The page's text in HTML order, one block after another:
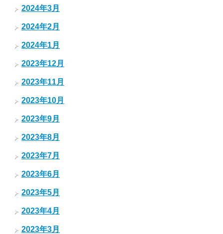
2024年3月
2024年2月
2024年1月
2023年12月
2023年11月
2023年10月
2023年9月
2023年8月
2023年7月
2023年6月
2023年5月
2023年4月
2023年3月